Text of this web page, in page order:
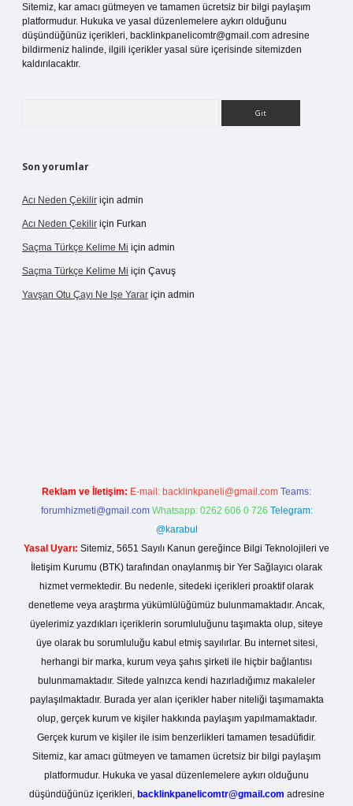
Sitemiz, kar amacı gütmeyen ve tamamen ücretsiz bir bilgi paylaşım
platformudur. Hukuka ve yasal düzenlemelere aykırı olduğunu
düşündüğünüz içerikleri, backlinkpanelicomtr@gmail.com adresine
bildirmeniz halinde, ilgili içerikler yasal süre içerisinde sitemizden
kaldırılacaktır.
Son yorumlar
Acı Neden Çekilir için admin
Acı Neden Çekilir için Furkan
Saçma Türkçe Kelime Mi için admin
Saçma Türkçe Kelime Mi için Çavuş
Yavşan Otu Çayı Ne Işe Yarar için admin
Reklam ve İletişim: E-mail: backlinkpaneli@gmail.com Teams:
forumhizmeti@gmail.com Whatsapp: 0262 606 0 726 Telegram:
@karabul
Yasal Uyarı: Sitemiz, 5651 Sayılı Kanun gereğince Bilgi Teknolojileri ve
İletişim Kurumu (BTK) tarafından onaylanmış bir Yer Sağlayıcı olarak
hizmet vermektedir. Bu nedenle, sitedeki içerikleri proaktif olarak
denetleme veya araştırma yükümlülüğümüz bulunmamaktadır. Ancak,
üyelerimiz yazdıkları içeriklerin sorumluluğunu taşımakta olup, siteye
üye olarak bu sorumluluğu kabul etmiş sayılırlar. Bu internet sitesi,
herhangi bir marka, kurum veya şahıs şirketi ile hiçbir bağlantısı
bulunmamaktadır. Sitede yalnızca kendi hazırladığımız makaleler
paylaşılmaktadır. Burada yer alan içerikler haber niteliği taşımamakta
olup, gerçek kurum ve kişiler hakkında paylaşım yapılmamaktadır.
Gerçek kurum ve kişiler ile isim benzerlikleri tamamen tesadüfidir.
Sitemiz, kar amacı gütmeyen ve tamamen ücretsiz bir bilgi paylaşım
platformudur. Hukuka ve yasal düzenlemelere aykırı olduğunu
düşündüğünüz içerikleri, backlinkpanelicomtr@gmail.com adresine